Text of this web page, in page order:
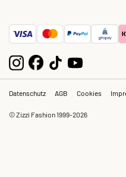
Datenschutz AGB Cookies
© Zizzi Fashion 1999-2026